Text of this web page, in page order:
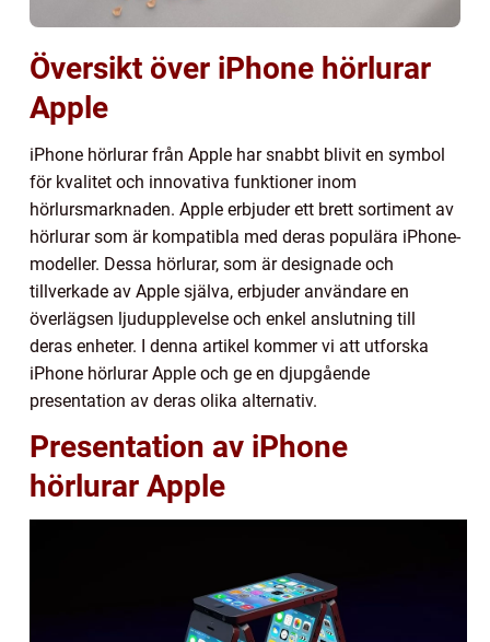
Översikt över iPhone hörlurar
Apple
iPhone hörlurar från Apple har snabbt blivit en symbol
för kvalitet och innovativa funktioner inom
hörlursmarknaden. Apple erbjuder ett brett sortiment av
hörlurar som är kompatibla med deras populära iPhone-
modeller. Dessa hörlurar, som är designade och
tillverkade av Apple själva, erbjuder användare en
överlägsen ljudupplevelse och enkel anslutning till
deras enheter. I denna artikel kommer vi att utforska
iPhone hörlurar Apple och ge en djupgående
presentation av deras olika alternativ.
Presentation av iPhone
hörlurar Apple